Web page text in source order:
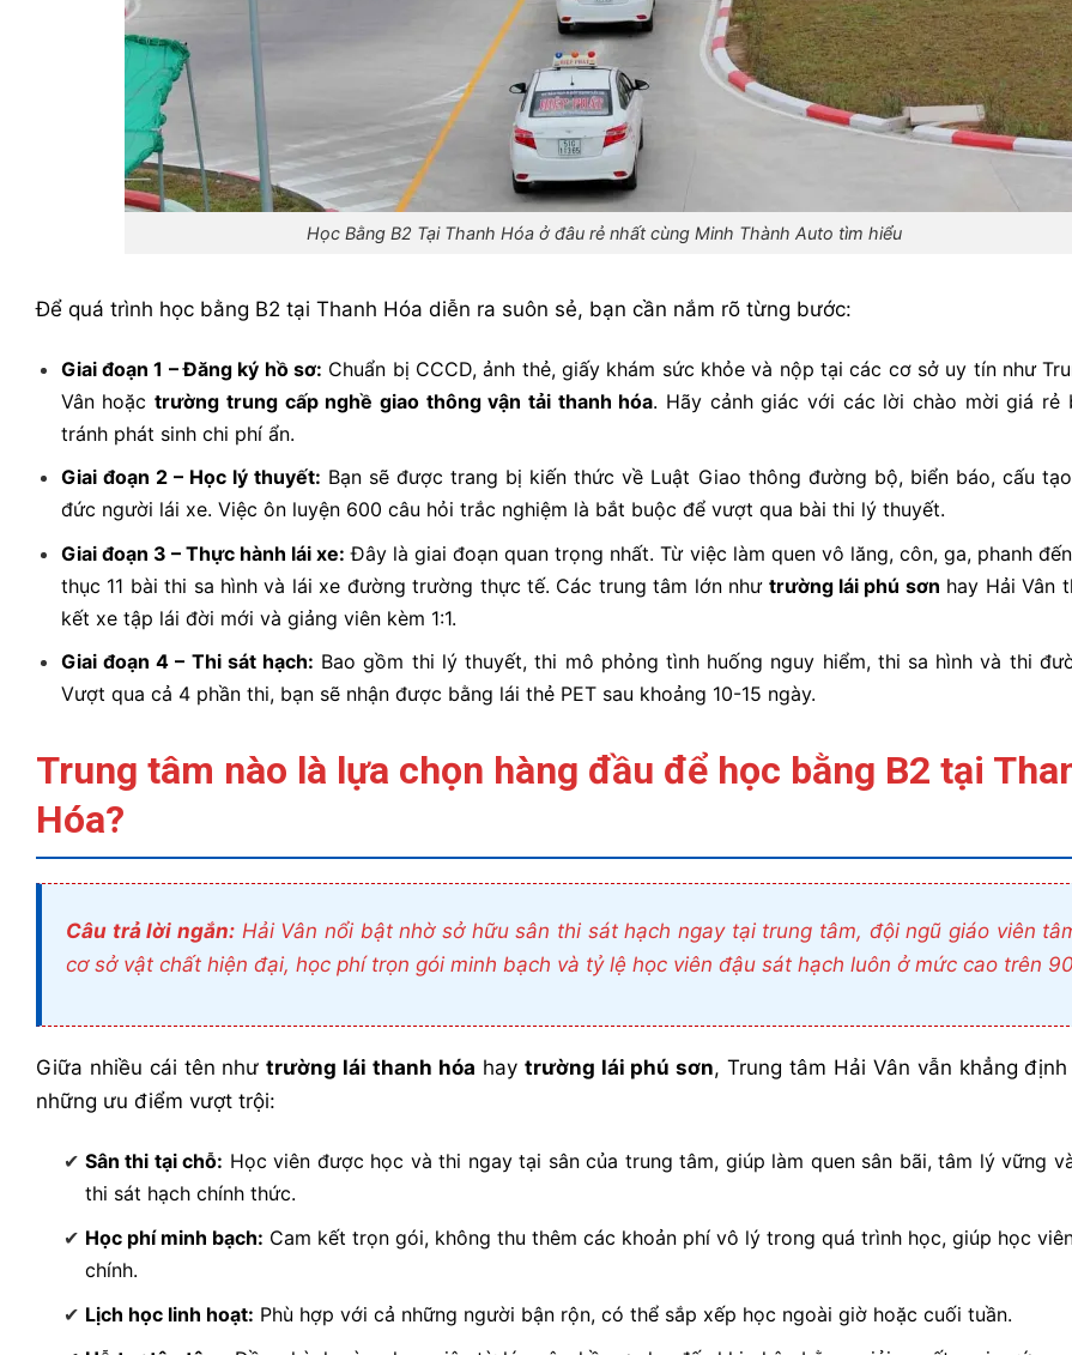
Học Bằng B2 Tại Thanh Hóa ở đâu rẻ nhất cùng Minh Thành Auto tìm hiểu
Để quá trình học bằng B2 tại Thanh Hóa diễn ra suôn sẻ, bạn cần nắm rõ từng bước:
Giai đoạn 1 – Đăng ký hồ sơ: Chuẩn bị CCCD, ảnh thẻ, giấy khám sức khỏe và nộp tại các cơ sở uy tín như
Vân hoặctrường trung cấp nghề giao thông vận tải thanh hóa. Hãy cảnh giác với các lời chào mời giá rẻ
tránh phát sinh chi phí ẩn.
Giai đoạn 2 – Học lý thuyết: Bạn sẽ được trang bị kiến thức về Luật Giao thông đường bộ, biển báo, cấu
đức người lái xe. Việc ôn luyện 600 câu hỏi trắc nghiệm là bắt buộc để vượt qua bài thi lý thuyết.
Giai đoạn 3 – Thực hành lái xe: Đây là giai đoạn quan trọng nhất. Từ việc làm quen vô lăng, côn, ga, phanh
thục 11 bài thi sa hình và lái xe đường trường thực tế. Các trung tâm lớn như trường lái phú sơn hay Hải Vân
kết xe tập lái đời mới và giảng viên kèm 1:1.
Giai đoạn 4 – Thi sát hạch: Bao gồm thi lý thuyết, thi mô phỏng tình huống nguy hiểm, thi sa hình và thi
Vượt qua cả 4 phần thi, bạn sẽ nhận được bằng lái thẻ PET sau khoảng 10-15 ngày.
Trung tâm nào là lựa chọn hàng đầu để học bằng B2 tại
Hóa?
Câu trả lời ngắn: Hải Vân nổi bật nhờ sở hữu sân thi sát hạch ngay tại trung tâm, đội ngũ giáo viên
cơ sở vật chất hiện đại, học phí trọn gói minh bạch và tỷ lệ học viên đậu sát hạch luôn ở mức cao trên
Giữa nhiều cái tên nhưtrường lái thanh hóa hay trường lái phú sơn, Trung tâm Hải Vân vẫn khẳng
những ưu điểm vượt trội:
Sân thi tại chỗ: Học viên được học và thi ngay tại sân của trung tâm, giúp làm quen sân bãi, tâm lý vững
thi sát hạch chính thức.
Học phí minh bạch: Cam kết trọn gói, không thu thêm các khoản phí vô lý trong quá trình học, giúp học
chính.
Lịch học linh hoạt: Phù hợp với cả những người bận rộn, có thể sắp xếp học ngoài giờ hoặc cuối tuần.